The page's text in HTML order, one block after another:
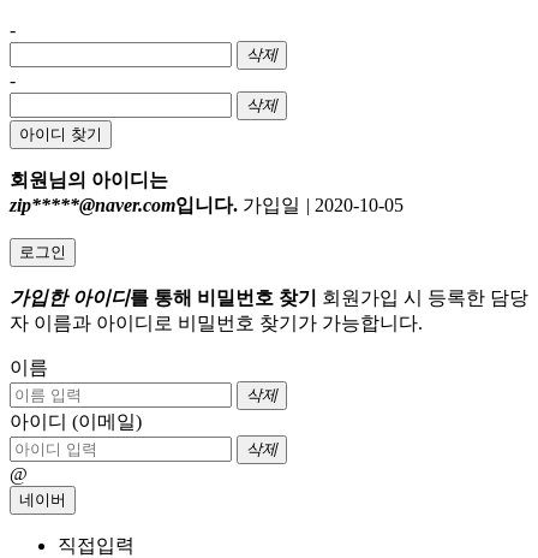
-
삭제
-
삭제
아이디 찾기
회원님의 아이디는
zip*****@naver.com입니다. 가입일 | 2020-10-05
로그인
가입한 아이디를 통해 비밀번호 찾기
회원가입 시 등록한 담당
자 이름과 아이디로 비밀번호 찾기가 가능합니다.
이름
삭제
아이디 (이메일)
삭제
@
네이버
직접입력